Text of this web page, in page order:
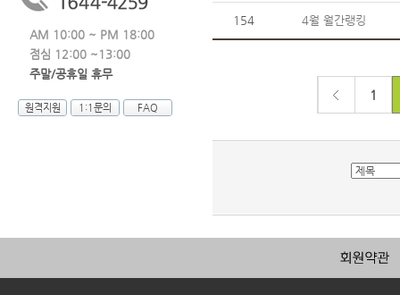
AM 10:00 ~ PM 18:00
점심 12:00 ~13:00
주말/공휴일 휴무
원격지원 1:1문의 FAQ
154 4월 월간랭킹
1